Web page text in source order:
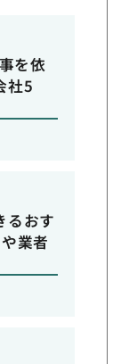
を依
社5
るおす
業者